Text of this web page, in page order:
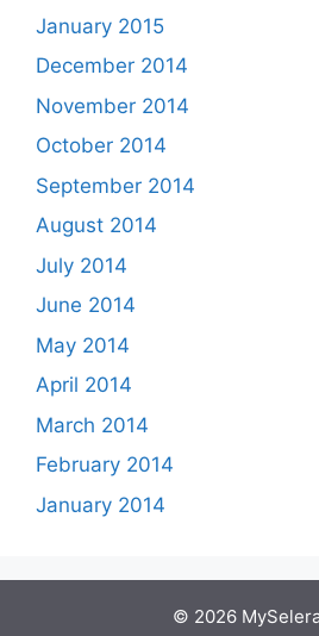
January 2015
December 2014
November 2014
October 2014
September 2014
August 2014
July 2014
June 2014
May 2014
April 2014
March 2014
February 2014
January 2014
© 2026